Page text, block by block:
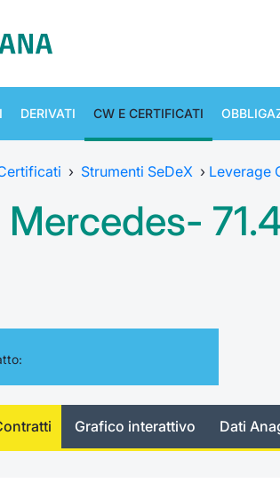
DERIVATI CW E CERTIFICATI
› Strumenti SeDeX › Leverage
Mercedes-
Grafico interattivo Dati